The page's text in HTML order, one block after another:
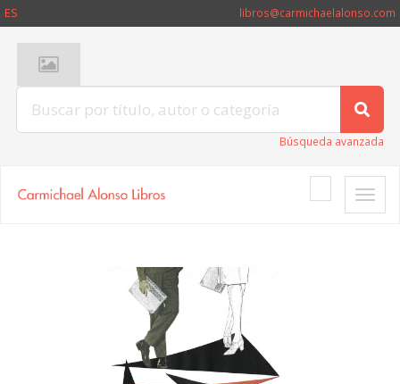
ES libros@carmichaelalonso.com
Búsqueda avanzada
Toggle